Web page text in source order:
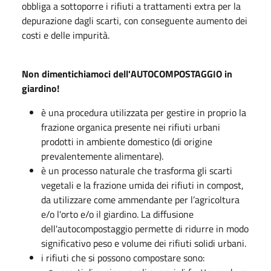
obbliga a sottoporre i rifiuti a trattamenti extra per la
depurazione dagli scarti, con conseguente aumento dei
costi e delle impurità.
Non dimentichiamoci dell'AUTOCOMPOSTAGGIO in
giardino!
è una procedura utilizzata per gestire in proprio la
frazione organica presente nei rifiuti urbani
prodotti in ambiente domestico (di origine
prevalentemente alimentare).
è un processo naturale che trasforma gli scarti
vegetali e la frazione umida dei rifiuti in compost,
da utilizzare come ammendante per l’agricoltura
e/o l'orto e/o il giardino. La diffusione
dell'autocompostaggio permette di ridurre in modo
significativo peso e volume dei rifiuti solidi urbani.
i rifiuti che si possono compostare sono: